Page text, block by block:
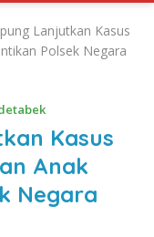
Lanjutkan Kasus
Polsek Negara
Kasus
Anak
Negara